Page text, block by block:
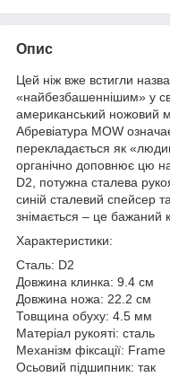
Опис
Цей ніж вже встигли
«найбезбашеннішим» у
американський ножовий
Абревіатура MOW
перекладається як
органічно доповнює цю
D2, потужна сталева
синій сталевий спейсер
знімається – це бажаний
Характеристики:
Сталь: D2
Довжина клинка: 9.4 см
Довжина ножа: 22.2 см
Товщина обуху: 4.5 мм
Матеріал рукояті: сталь
Механізм фіксації:
Осьовий підшипник: так